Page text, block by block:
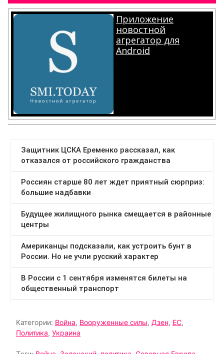
Приложение
новостной
агрегатор для
Android
.
Категории: Война, Вооруженные силы, Дзен, ЕС,
Политика, Украина